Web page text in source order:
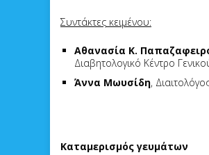
Συντάκτες κειμένου:
Αθανασία Κ.
Διαβητολογικό Κέντρο
Άννα Μωυσίδη,
Καταμερισμός γευμάτων